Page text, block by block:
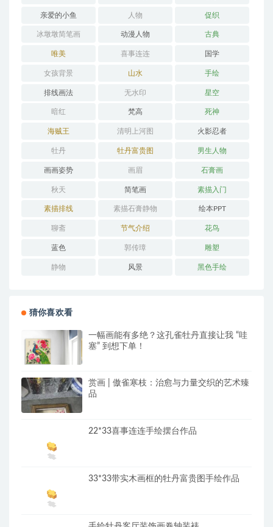
亲爱的小鱼 人物 促织
冰墩墩简笔画 动漫人物 古典
唯美 喜事连连 国学
女孩背景 山水 手绘
排线画法 无水印 星空
暗红 梵高 死神
海贼王 清明上河图 火影忍者
牡丹 牡丹富贵图 男生人物
画画姿势 画眉 石膏画
秋天 简笔画 素描入门
素描排线 素描石膏静物 绘本PPT
聊斋 节气介绍 花鸟
蓝色 郭传璋 雕塑
静物 风景 黑色手绘
猜你喜欢看
一幅画能有多绝？这孔雀牡丹直接让我 “哇
塞” 到想下单！
赏画 | 傲雀寒枝：治愈与力量交织的艺术臻
品
22*33喜事连连手绘摆台作品
33*33带实木画框的牡丹富贵图手绘作品